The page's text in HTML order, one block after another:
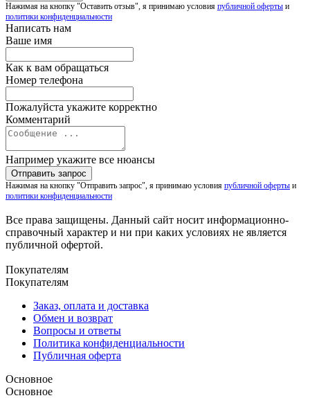
Нажимая на кнопку "Оставить отзыв", я принимаю условия публичной оферты и
политики конфиденциальности
Написать нам
Ваше имя
Как к вам обращаться
Номер телефона
Пожалуйста укажите корректно
Комментарий
Например укажите все нюансы
Нажимая на кнопку "Отправить запрос", я принимаю условия публичной оферты и
политики конфиденциальности
Все права защищены. Данный сайт носит информационно-
справочный характер и ни при каких условиях не является
публичной офертой.
Покупателям
Покупателям
Заказ, оплата и доставка
Обмен и возврат
Вопросы и ответы
Политика конфиденциальности
Публичная оферта
Основное
Основное